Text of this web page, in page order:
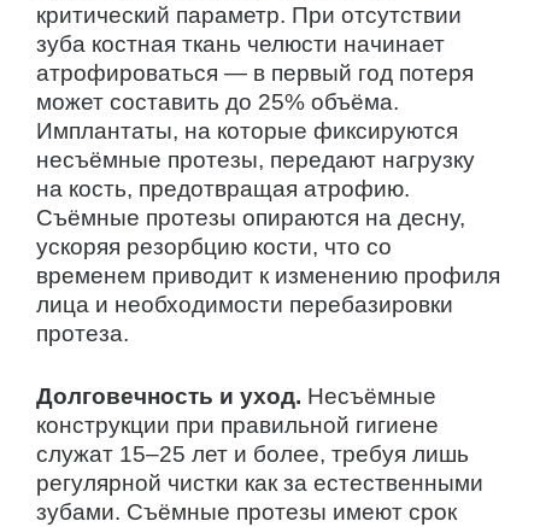
критический параметр. При отсутствии
зуба костная ткань челюсти начинает
атрофироваться — в первый год потеря
может составить до 25% объёма.
Имплантаты, на которые фиксируются
несъёмные протезы, передают нагрузку
на кость, предотвращая атрофию.
Съёмные протезы опираются на десну,
ускоряя резорбцию кости, что со
временем приводит к изменению профиля
лица и необходимости перебазировки
протеза.
Долговечность и уход. Несъёмные
конструкции при правильной гигиене
служат 15–25 лет и более, требуя лишь
регулярной чистки как за естественными
зубами. Съёмные протезы имеют срок